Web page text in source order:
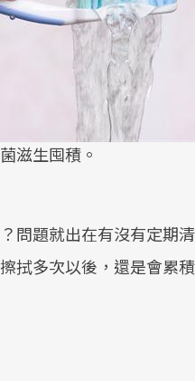
滋生囤積。
問題就出在有沒有定期
拭多次以後，還是會累